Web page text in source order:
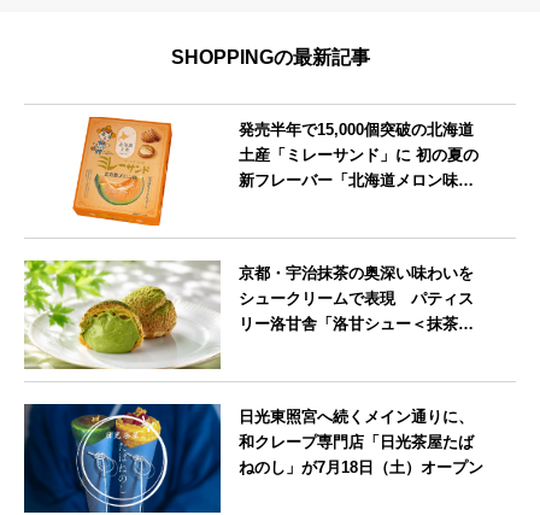
SHOPPINGの最新記事
発売半年で15,000個突破の北海道
土産「ミレーサンド」に 初の夏の
新フレーバー「北海道メロン味」
京都・宇治抹茶の奥深い味わいを
シュークリームで表現 パティス
リー洛甘舎「洛甘シュー＜抹茶
日光東照宮へ続くメイン通りに、
和クレープ専門店「日光茶屋たば
ねのし」が7月18日（土）オープン